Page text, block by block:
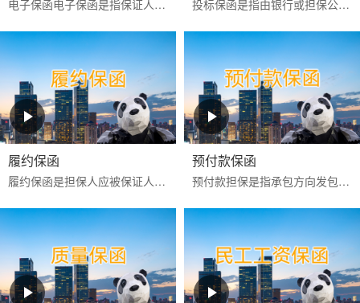
电子保函‌‌电子保函是指保证人以使用‌CA证书进行电子签名的数据电文为介质，通过计算机网络向受益人开立的具有法律效力的担保凭证‌。目前更多是银行投标电子保函。电子... 投标保函是指由银行或担保公司为投标人向招标人提供的，保证投标人按照招标文件的规定参加招标活动的担保。如果投标人在投标有效期内撤回投标文件，或中标后不签署
履约保函
履约保函是担保人应被保证人申请向工程承包项目中的业主或商品买卖中的买方出具的，保证被保证人严格按照合同约定全面和实际地履行其合同责任和义务的一种保函。
预付款保函
预付款担保是指承包方向发包方提供的，保证承包方履行扣还预付款义务的保证，是发包方预先支付一定数额的款项以供承包方周转使用，保证承包方将这些款项用于指定工程建设和...